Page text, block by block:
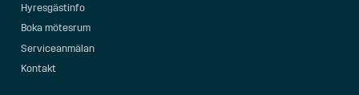
Hyresgästinfo
Boka mötesrum
Serviceanmälan
Kontakt